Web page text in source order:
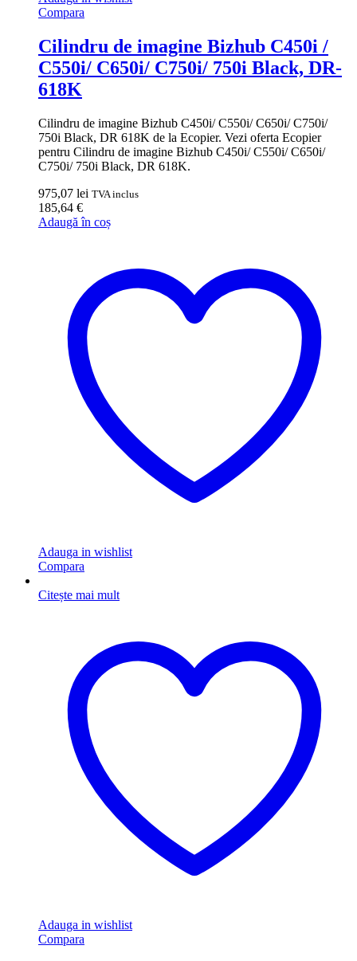
Compara
Cilindru de imagine Bizhub C450i /
C550i/ C650i/ C750i/ 750i Black, DR-
618K
Cilindru de imagine Bizhub C450i/ C550i/ C650i/ C750i/
750i Black, DR 618K de la Ecopier. Vezi oferta Ecopier
pentru Cilindru de imagine Bizhub C450i/ C550i/ C650i/
C750i/ 750i Black, DR 618K.
975,07 lei TVA inclus
185,64 €
Adaugă în coș
Adauga in wishlist
Compara
Citește mai mult
Adauga in wishlist
Compara